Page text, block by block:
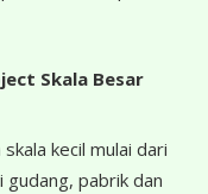
Skala Besar
kecil mulai dari
pabrik dan